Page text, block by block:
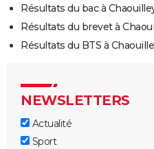
Résultats du bac à
Résultats du brevet à
Résultats du BTS à
NEWSLETTERS
Actualité
Sport